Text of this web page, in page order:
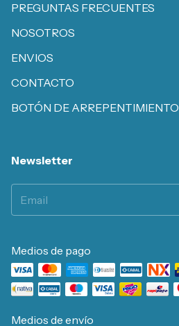
PREGUNTAS FRECUENTES
NOSOTROS
ENVIOS
CONTACTO
BOTÓN DE ARREPENTIMIENTO
Newsletter
Medios de pago
Medios de envío